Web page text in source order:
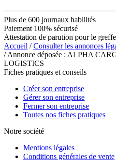
Plus de 600 journaux habilités
Paiement 100% sécurisé
Attestation de parution pour le
Accueil /Consulter les annonces
/ Annonce déposée : ALPHA
LOGISTICS
Fiches pratiques et conseils
Créer son entreprise
Gérer son entreprise
Fermer son entreprise
Toutes nos fiches pratiques
Notre société
Mentions légales
Conditions générales de vente